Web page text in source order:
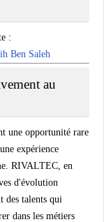
:
Ben Saleh
au
une opportunité rare
expérience
RIVALTEC, en
d'évolution
des talents qui
dans les métiers